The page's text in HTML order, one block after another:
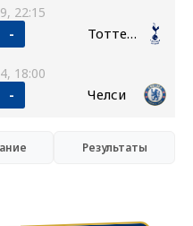
22:15
- Тоттенхэм
18:00
- Челси
Результаты